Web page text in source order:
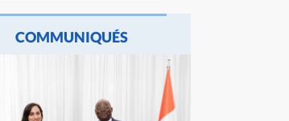
COMMUNIQUÉS